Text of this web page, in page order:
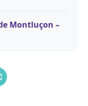
Montluçon –